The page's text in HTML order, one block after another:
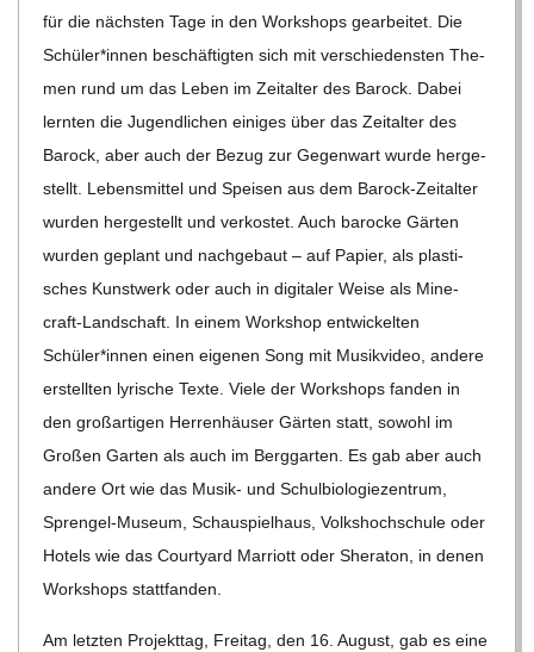
D
T
S
C
H
U
L
E
für die nächs­ten Tage in den Work­shops gear­bei­tet. Die
Schüler*innen beschäf­tig­ten sich mit ver­schie­dens­ten The­
men rund um das Leben im Zeit­al­ter des Barock. Dabei
lern­ten die Jugend­li­chen eini­ges über das Zeit­al­ter des
Barock, aber auch der Bezug zur Gegen­wart wurde her­ge­
stellt. Lebens­mit­tel und Spei­sen aus dem Barock-Zeit­al­ter
wur­den her­ge­stellt und ver­kos­tet. Auch baro­cke Gär­ten
wur­den geplant und nach­ge­baut – auf Papier, als plas­ti­
sches Kunst­werk oder auch in digi­ta­ler Weise als Mine­
craft-Land­schaft. In einem Work­shop ent­wi­ckel­ten
Schüler*innen einen eige­nen Song mit Musik­vi­deo, andere
erstell­ten lyri­sche Texte. Viele der Work­shops fan­den in
den groß­ar­ti­gen Her­ren­häu­ser Gär­ten statt, sowohl im
Gro­ßen Gar­ten als auch im Berg­gar­ten. Es gab aber auch
andere Ort wie das Musik- und Schul­bio­lo­gie­zen­trum,
Spren­gel-Museum, Schau­spiel­haus, Volks­hoch­schule oder
Hotels wie das Cour­ty­ard Mar­riott oder She­ra­ton, in denen
Work­shops stattfanden.
Am letz­ten Pro­jekt­tag, Frei­tag, den 16. August, gab es eine